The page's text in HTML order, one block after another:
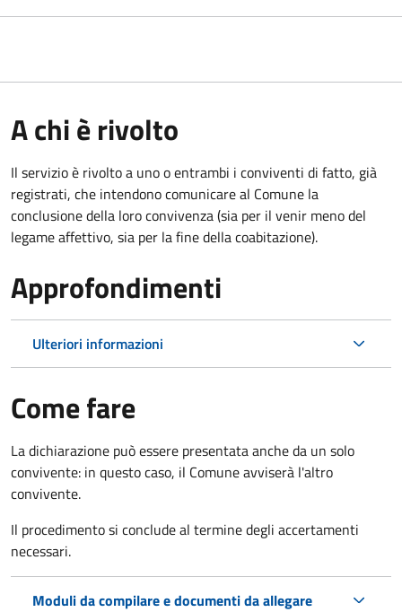
A chi è rivolto
Il servizio è rivolto a uno o entrambi i conviventi di fatto, già
registrati, che intendono comunicare al Comune la
conclusione della loro convivenza (sia per il venir meno del
legame affettivo, sia per la fine della coabitazione).
Approfondimenti
Ulteriori informazioni
Come fare
La dichiarazione può essere presentata anche da un solo
convivente: in questo caso, il Comune avviserà l'altro
convivente.
Il procedimento si conclude al termine degli accertamenti
necessari.
Moduli da compilare e documenti da allegare